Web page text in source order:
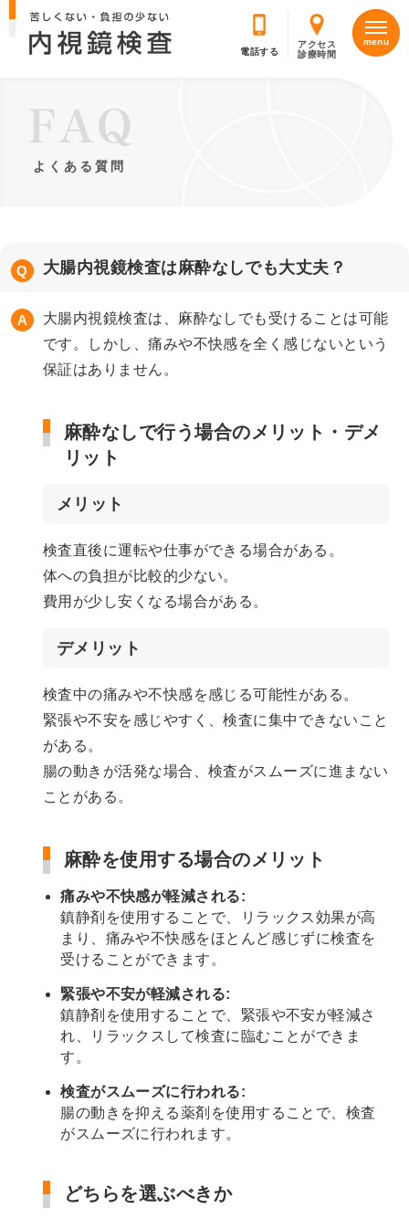
アクセス
診療時間
よくある質問
大腸内視鏡検査は麻酔なしでも大丈夫？
大腸内視鏡検査は、麻酔なしでも受けることは可能
です。しかし、痛みや不快感を全く感じないという
保証はありません。
麻酔なしで行う場合のメリット・デメ
リット
メリット
検査直後に運転や仕事ができる場合がある。
体への負担が比較的少ない。
費用が少し安くなる場合がある。
デメリット
検査中の痛みや不快感を感じる可能性がある。
緊張や不安を感じやすく、検査に集中できないこと
がある。
腸の動きが活発な場合、検査がスムーズに進まない
ことがある。
麻酔を使用する場合のメリット
痛みや不快感が軽減される:
鎮静剤を使用することで、リラックス効果が高
まり、痛みや不快感をほとんど感じずに検査を
受けることができます。
緊張や不安が軽減される:
鎮静剤を使用することで、緊張や不安が軽減さ
れ、リラックスして検査に臨むことができま
す。
検査がスムーズに行われる:
腸の動きを抑える薬剤を使用することで、検査
がスムーズに行われます。
どちらを選ぶべきか